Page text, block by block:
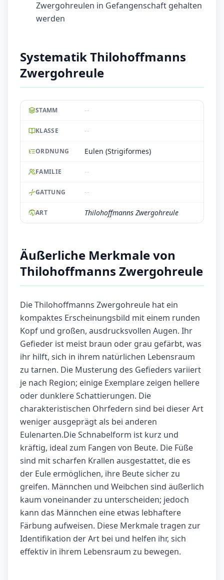
Zwergohreulen in Gefangenschaft gehalten
werden
Systematik Thilohoffmanns
Zwergohreule
STAMM --
KLASSE --
ORDNUNG Eulen (Strigiformes)
FAMILIE --
GATTUNG --
ART Thilohoffmanns Zwergohreule
Äußerliche Merkmale von
Thilohoffmanns Zwergohreule
Die Thilohoffmanns Zwergohreule hat ein
kompaktes Erscheinungsbild mit einem runden
Kopf und großen, ausdrucksvollen Augen. Ihr
Gefieder ist meist braun oder grau gefärbt, was
ihr hilft, sich in ihrem natürlichen Lebensraum
zu tarnen. Die Musterung des Gefieders variiert
je nach Region; einige Exemplare zeigen hellere
oder dunklere Schattierungen. Die
charakteristischen Ohrfedern sind bei dieser Art
weniger ausgeprägt als bei anderen
Eulenarten.Die Schnabelform ist kurz und
kräftig, ideal zum Fangen von Beute. Die Füße
sind mit scharfen Krallen ausgestattet, die es
der Eule ermöglichen, ihre Beute sicher zu
greifen. Männchen und Weibchen sind äußerlich
kaum voneinander zu unterscheiden; jedoch
kann das Männchen eine etwas lebhaftere
Färbung aufweisen. Diese Merkmale tragen zur
Identifikation der Art bei und helfen ihr, sich
effektiv in ihrem Lebensraum zu bewegen.